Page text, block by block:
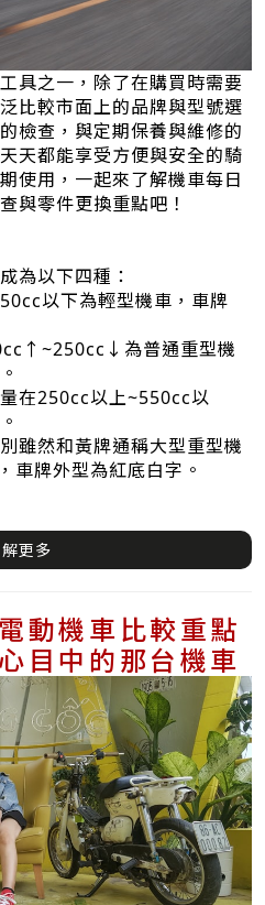
具之一，除了在購買時需要
比較市面上的品牌與型號選
檢查，與定期保養與維修的
天都能享受方便與安全的騎
使用，一起來了解機車每日
與零件更換重點吧！
為以下四種：
以下為輕型機車，車牌
為普通重型機
在250cc以上~550cc以
雖然和黃牌通稱大型重型機
車牌外型為紅底白字。
更多
動機車比較重點
目中的那台機車